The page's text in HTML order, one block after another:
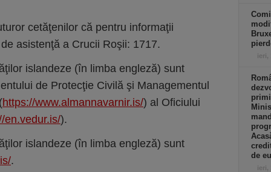
cetăţenilor că pentru informaţii
asistenţă a Crucii Roşii: 1717.
islandeze (în limba engleză) sunt
de Protecţie Civilă şi Managementul
https://www.almannavarnir.is/) al Oficiului
en.vedur.is/).
islandeze (în limba engleză) sunt
.
ieri,
de
ieri,